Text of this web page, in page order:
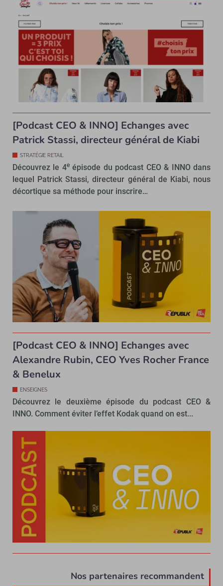
[Podcast CEO & INNO] Echanges avec
Patrick Stassi, directeur général de Kiabi
STRATÉGIE RETAIL
Découvrez le 4eépisode du podcast CEO & INNO dans
lequel Patrick Stassi, directeur général de Kiabi, nous
décortique sa méthode pour inscrire…
[Podcast CEO & INNO] Echanges avec
Alexandre Rubin, CEO Yves Rocher France
& Benelux
ENSEIGNES
Découvrez le deuxième épisode du podcast CEO &
INNO. Comment éviter l’effet Kodak quand on est...
Nos partenaires recommandent